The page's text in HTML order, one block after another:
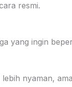
resmi.
yang ingin
nyaman,